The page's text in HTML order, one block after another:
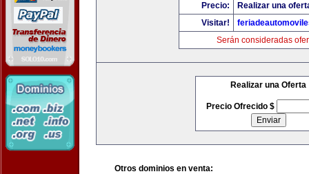
Precio:
Realizar una
Visitar!
Serán consideradas
Realizar una Oferta
Precio Ofrecido $
Otros dominios en venta: